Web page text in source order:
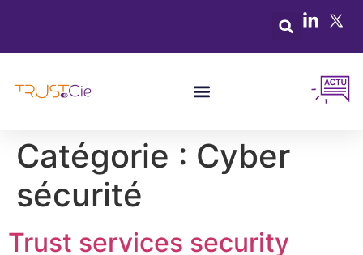
Catégorie : Cyber
sécurité
Trust services security